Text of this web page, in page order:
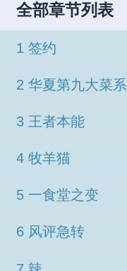
全部章节列表
1 签约
2 华夏第九大菜系
3 王者本能
4 牧羊猫
5 一食堂之变
6 风评急转